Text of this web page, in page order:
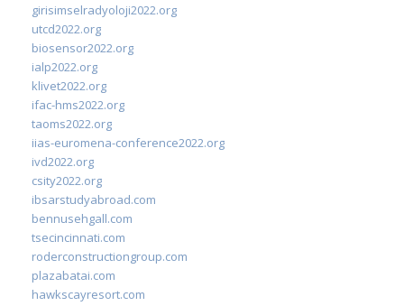
girisimselradyoloji2022.org
utcd2022.org
biosensor2022.org
ialp2022.org
klivet2022.org
ifac-hms2022.org
taoms2022.org
iias-euromena-conference2022.org
ivd2022.org
csity2022.org
ibsarstudyabroad.com
bennusehgall.com
tsecincinnati.com
roderconstructiongroup.com
plazabatai.com
hawkscayresort.com